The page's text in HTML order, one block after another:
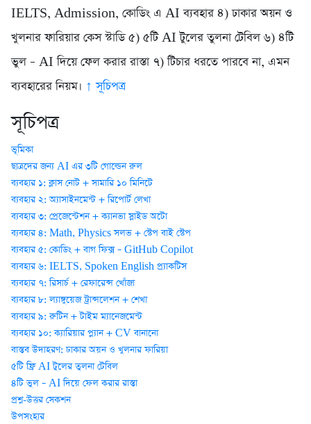
IELTS, Admission, কোডিং এ AI ব্যবহার ৪) ঢাকার অয়ন ও
খুলনার ফারিয়ার কেস স্টাডি ৫) ৫টি AI টুলের তুলনা টেবিল ৬) ৪টি
ভুল – AI দিয়ে ফেল করার রাস্তা ৭) টিচার ধরতে পারবে না, এমন
ব্যবহারের নিয়ম। ↑ সূচিপত্র
সূচিপত্র
ভূমিকা
ছাত্রদের জন্য AI এর ৩টি গোল্ডেন রুল
ব্যবহার ১: ক্লাস নোট + সামারি ১০ মিনিটে
ব্যবহার ২: অ্যাসাইনমেন্ট + রিপোর্ট লেখা
ব্যবহার ৩: প্রেজেন্টেশন + ক্যানভা স্লাইড অটো
ব্যবহার ৪: Math, Physics সলভ + স্টেপ বাই স্টেপ
ব্যবহার ৫: কোডিং + বাগ ফিক্স – GitHub Copilot
ব্যবহার ৬: IELTS, Spoken English প্র্যাকটিস
ব্যবহার ৭: রিসার্চ + রেফারেন্স খোঁজা
ব্যবহার ৮: ল্যাঙ্গুয়েজ ট্রান্সলেশন + শেখা
ব্যবহার ৯: রুটিন + টাইম ম্যানেজমেন্ট
ব্যবহার ১০: ক্যারিয়ার প্ল্যান + CV বানানো
বাস্তব উদাহরণ: ঢাকার অয়ন ও খুলনার ফারিয়া
৫টি ফ্রি AI টুলের তুলনা টেবিল
৪টি ভুল – AI দিয়ে ফেল করার রাস্তা
প্রশ্ন-উত্তর সেকশন
উপসংহার